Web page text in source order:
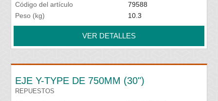
Código del artículo
79588
Peso (kg)
10.3
VER DETALLES
EJE Y-TYPE DE 750MM (30")
REPUESTOS